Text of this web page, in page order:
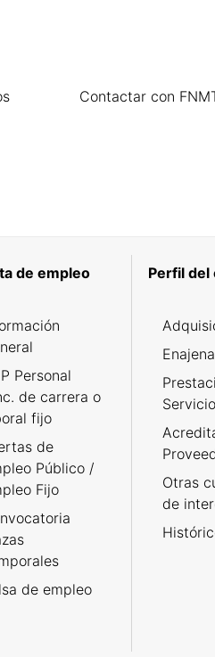
Contactar con
de empleo
Personal
de carrera o
fijo
de
Público /
Fijo
de empleo
Perfil del
Otras
de